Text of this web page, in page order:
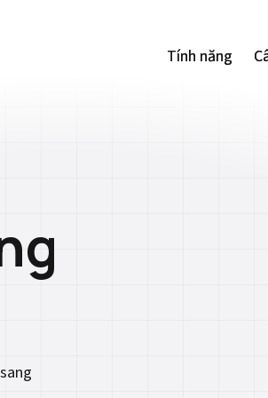
Tính năng
Tính năng